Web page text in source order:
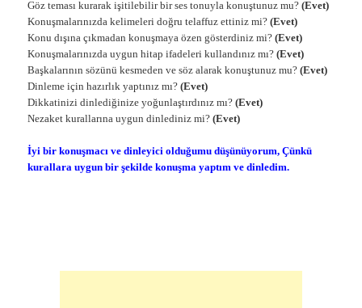
Göz teması kurarak işitilebilir bir ses tonuyla konuştunuz mu?(Evet)
Konuşmalarınızda kelimeleri doğru telaffuz ettiniz mi?(Evet)
Konu dışına çıkmadan konuşmaya özen gösterdiniz mi?(Evet)
Konuşmalarınızda uygun hitap ifadeleri kullandınız mı? (Evet)
Başkalarının sözünü kesmeden ve söz alarak konuştunuz mu?(Evet)
Dinleme için hazırlık yaptınız mı?(Evet)
Dikkatinizi dinlediğinize yoğunlaştırdınız mı?(Evet)
Nezaket kurallarına uygun dinlediniz mi?(Evet)
İyi bir konuşmacı ve dinleyici olduğumu düşünüyorum, Çünkü
kurallara uygun bir şekilde konuşma yaptım ve dinledim.